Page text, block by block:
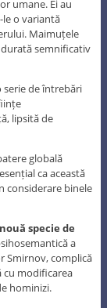
umane. Ei au
o variantă
Maimuțele
semnificativ
de întrebări
lipsită de
globală
ca această
considerare binele
specie de
a
Smirnov, complică
modificarea
hominizi.